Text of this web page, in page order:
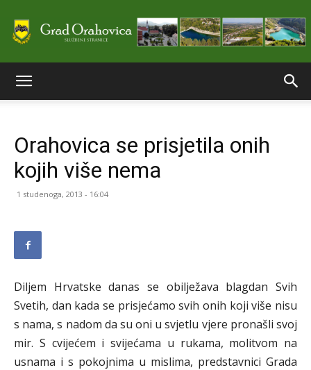
stranice
Orahovica se prisjetila onih
kojih više nema
1 studenoga, 2013 - 16:04
Diljem Hrvatske danas se obilježava blagdan Svih
Svetih, dan kada se prisjećamo svih onih koji više nisu
s nama, s nadom da su oni u svjetlu vjere pronašli svoj
mir. S cvijećem i svijećama u rukama, molitvom na
usnama i s pokojnima u mislima, predstavnici Grada